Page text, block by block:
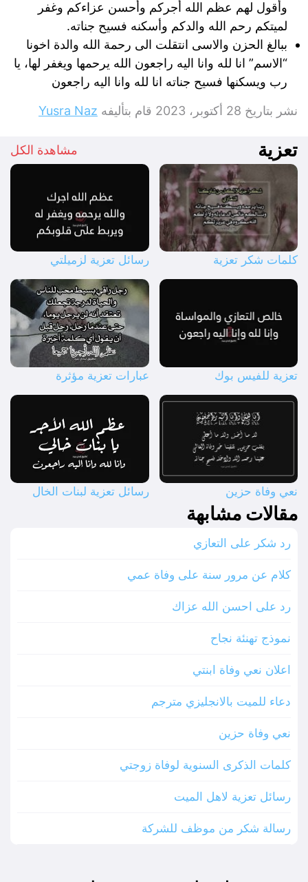
وأقول لهم عظم الله أجركم وأحسن عزاءكم وغفر
لميتكم رحم الله والدكم وأسكنه فسيح جناته.
ببالغ الحزن والاسى انتقلت الى رحمة الله والدة اخونا
“الاسم” انا لله وانا اليه راجعون الله يرحمها ويغفر لها، يا
رب ويسكنها فسيح جناته انا لله وانا اليه راجعون
نشر بتاريخ 28 أكتوبر، 2023 قام بتأليفه Yusra Naz
تعزية مشاهدة الكل
كلمات شكر تعزية رسائل تعزية لزميلتي
تعزية للفيس بوك عبارات تعزية مؤثرة
نعي وفاة حزين رسائل تعزية لبنات الخال
مقالات مشابهة
رد شكر على التعازي
كلام عن مرور سنة على وفاة عمي
رد على احسن الله عزاك
نموذج تهنئة نجاح
اعلان نعي وفاة ابنتي
دعاء للميت بالانجليزي مترجم
نعي وفاة حزين
كلمات الذكرى السنوية لوفاة زوجتي
رسائل تعزية لاهل الميت
رسالة شكر من موظف للشركة